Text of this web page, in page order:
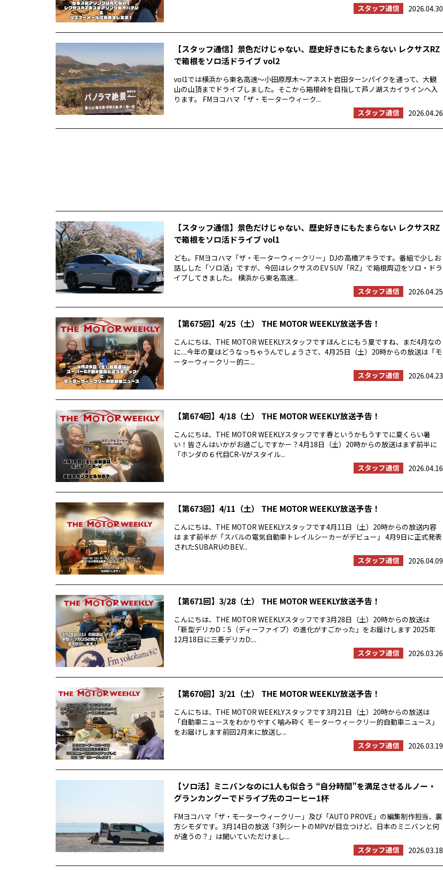
スタッフ通信
2026.04.30
【スタッフ通信】景色だけじゃない、歴史好きにもたまらない レクサスRZ
で箱根をソロ活ドライブ vol2
vol1では横浜から東名高速〜小田原厚木〜アネスト岩田ターンパイクを通って、大観
山の山頂までドライブしました。そこから箱根峠を目指して芦ノ湖スカイラインへ入
ります。 FMヨコハマ「ザ・モーターウィーク...
スタッフ通信
2026.04.26
【スタッフ通信】景色だけじゃない、歴史好きにもたまらない レクサスRZ
で箱根をソロ活ドライブ vol1
ども。FMヨコハマ「ザ・モーターウィークリー」DJの高橋アキラです。番組で少しお
話しした「ソロ活」ですが、今回はレクサスのEV SUV「RZ」で箱根周辺をソロ・ドラ
イブしてきました。 横浜から東名高速...
スタッフ通信
2026.04.25
【第675回】4/25（土） THE MOTOR WEEKLY放送予告！
こんにちは、THE MOTOR WEEKLYスタッフですほんとにもう夏ですね、まだ4月なの
に....今年の夏はどうなっちゃうんでしょうさて、4月25日（土）20時からの放送は「モ
ーターウィークリー的ニ...
スタッフ通信
2026.04.23
【第674回】4/18（土） THE MOTOR WEEKLY放送予告！
こんにちは、THE MOTOR WEEKLYスタッフです春というかもうすでに夏くらい暑
い！皆さんはいかがお過ごしですかー？4月18日（土）20時からの放送はまず前半に
「ホンダの６代目CR-Vがスタイル...
スタッフ通信
2026.04.16
【第673回】4/11（土） THE MOTOR WEEKLY放送予告！
こんにちは、THE MOTOR WEEKLYスタッフです4月11日（土）20時からの放送内容
は まず前半が「スバルの電気自動車トレイルシーカーがデビュー」 4月9日に正式発表
されたSUBARUのBEV...
スタッフ通信
2026.04.09
【第671回】3/28（土） THE MOTOR WEEKLY放送予告！
こんにちは、THE MOTOR WEEKLYスタッフです3月28日（土）20時からの放送は
「新型デリカD：5（ディーファイブ）の進化がすごかった」をお届けします 2025年
12月18日に三菱デリカD:...
スタッフ通信
2026.03.26
【第670回】3/21（土） THE MOTOR WEEKLY放送予告！
こんにちは、THE MOTOR WEEKLYスタッフです3月21日（土）20時からの放送は
「自動車ニュースをわかりやすく噛み砕く モーターウィークリー的自動車ニュース」
をお届けします前回2月末に放送し...
スタッフ通信
2026.03.19
【ソロ活】ミニバンなのに1人も似合う “自分時間”を満足させるルノー・
グランカングーでドライブ先のコーヒー1杯
FMヨコハマ「ザ・モーターウィークリー」及び「AUTO PROVE」の編集制作担当、裏
方シモダです。3月14日の放送「3列シートのMPVが目立つけど、日本のミニバンと何
が違うの？」は聞いていただけまし...
スタッフ通信
2026.03.18